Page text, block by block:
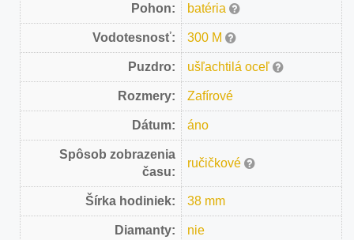
Pohon: batéria
Vodotesnosť: 300 M
Puzdro: ušľachtilá oceľ
Rozmery: Zafírové
Dátum: áno
Spôsob zobrazenia
času:
ručičkové
Šírka hodiniek: 38 mm
Diamanty: nie